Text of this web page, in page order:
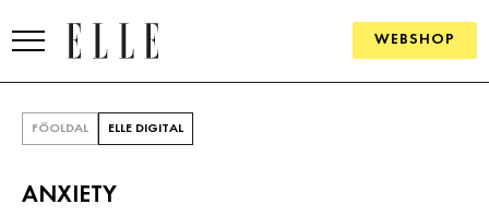
WEBSHOP
FŐOLDAL ELLE DIGITAL
ANXIETY